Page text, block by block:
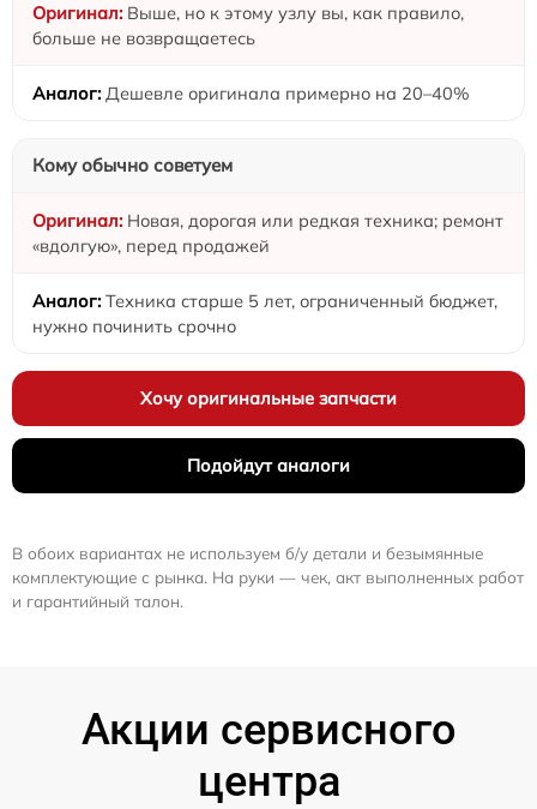
Выше, но к этому узлу вы, как правило,
больше не возвращаетесь
Дешевле оригинала примерно на 20–40%
Кому обычно советуем
Новая, дорогая или редкая техника; ремонт
«вдолгую», перед продажей
Техника старше 5 лет, ограниченный бюджет,
нужно починить срочно
Хочу оригинальные запчасти
Подойдут аналоги
В обоих вариантах не используем б/у детали и безымянные
комплектующие с рынка. На руки — чек, акт выполненных работ
и гарантийный талон.
Акции сервисного
центра